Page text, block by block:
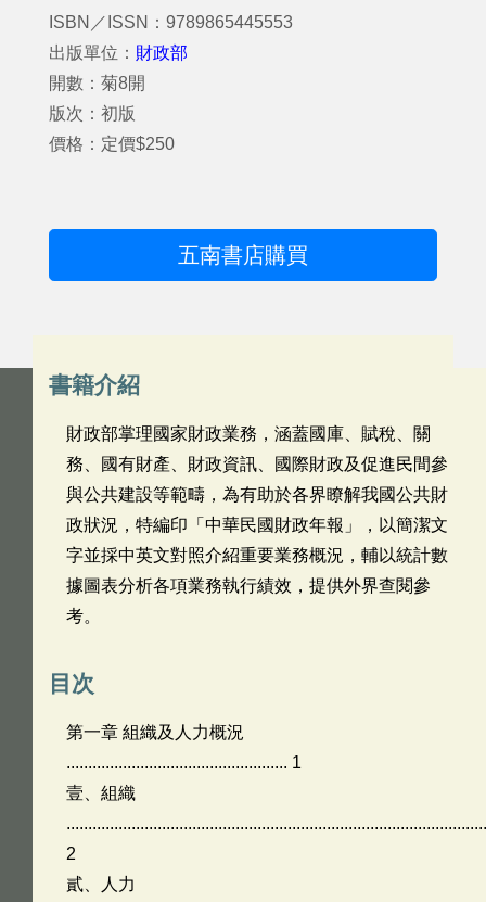
ISBN／ISSN：9789865445553
出版單位： 財政部
開數：菊8開
版次：初版
價格：定價$250
五南書店購買
書籍介紹
財政部掌理國家財政業務，涵蓋國庫、賦稅、關
務、國有財產、財政資訊、國際財政及促進民間參
與公共建設等範疇，為有助於各界瞭解我國公共財
政狀況，特編印「中華民國財政年報」，以簡潔文
字並採中英文對照介紹重要業務概況，輔以統計數
據圖表分析各項業務執行績效，提供外界查閱參
考。
目次
第一章 組織及人力概況
................................................... 1
壹、組織
2
貳、人力